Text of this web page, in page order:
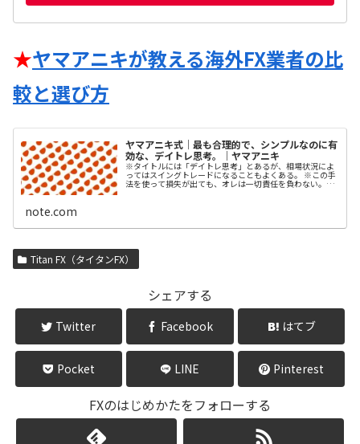
★ヤマアニキが教える海外FX業者の比
較と選び方
ヤマアニキ式｜最も合理的で、シンプルなのに有
効な、デイトレ思考。｜ヤマアニキ
※タイトルには「デイトレ思考」とあるが、相場状況によ
ってはスイングトレードになることもよくある。 ※この手
法を使って損失が出ても、オレは一切責任を負わない。
note.com
Titan FX（タイタンFX）
シェアする
Twitter Facebook はてブ
Pocket LINE Pinterest
FXのはじめかたをフォローする